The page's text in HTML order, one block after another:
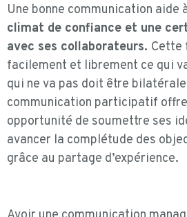
Une bonne communication aide
climat de confiance et une
avec ses collaborateurs. Cette
facilement et librement ce qui
qui ne va pas doit être
communication participatif offre
opportunité de soumettre ses
avancer la complétude des
grâce au partage d’expérience.